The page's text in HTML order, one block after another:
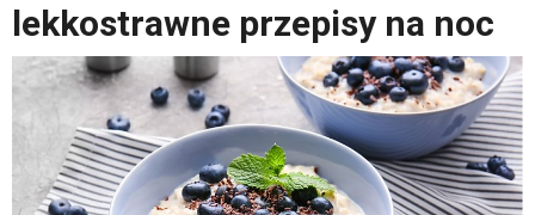
lekkostrawne przepisy na noc